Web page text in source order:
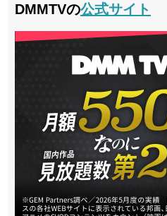
DMMTVの公式サイト